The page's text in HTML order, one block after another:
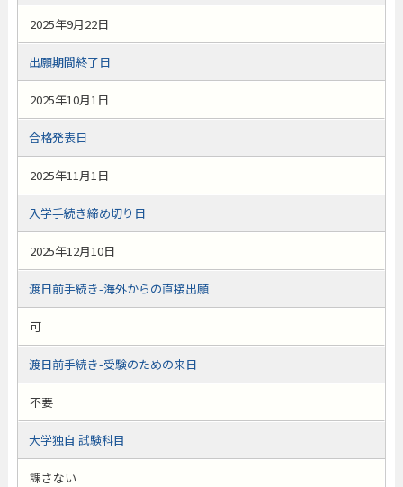
2025年9月22日
出願期間終了日
2025年10月1日
合格発表日
2025年11月1日
入学手続き締め切り日
2025年12月10日
渡日前手続き-海外からの直接出願
可
渡日前手続き-受験のための来日
不要
大学独自 試験科目
課さない